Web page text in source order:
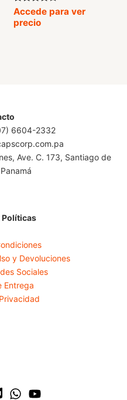
Valorado
con
4.00
Accede para ver
precio
6604-2332
Ave. C. 173, Santiago de
Políticas
y Devoluciones
Sociales
Entrega